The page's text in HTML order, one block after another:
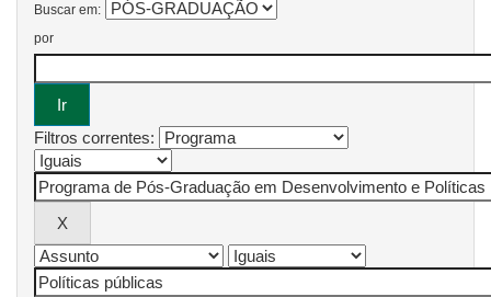
Buscar em:
por
Filtros correntes: